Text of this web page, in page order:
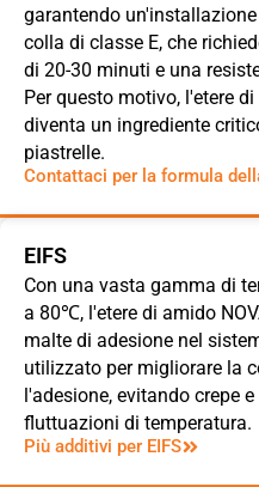
garantendo
colla di classe E, che
di 20-30 minuti e una
Per questo motivo, l'etere
diventa un ingrediente
piastrelle.
Contattaci per la formula
EIFS
Con una vasta gamma di
a 80℃, l'etere di amido
malte di adesione nel
utilizzato per migliorare la
l'adesione, evitando crepe
fluttuazioni di temperatura.
Più additivi per EIFS